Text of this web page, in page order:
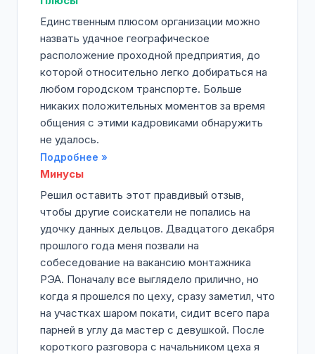
Единственным плюсом организации можно
назвать удачное географическое
расположение проходной предприятия, до
которой относительно легко добираться на
любом городском транспорте. Больше
никаких положительных моментов за время
общения с этими кадровиками обнаружить
не удалось.
Подробнее »
Минусы
Решил оставить этот правдивый отзыв,
чтобы другие соискатели не попались на
удочку данных дельцов. Двадцатого декабря
прошлого года меня позвали на
собеседование на вакансию монтажника
РЭА. Поначалу все выглядело прилично, но
когда я прошелся по цеху, сразу заметил, что
на участках шаром покати, сидит всего пара
парней в углу да мастер с девушкой. После
короткого разговора с начальником цеха я